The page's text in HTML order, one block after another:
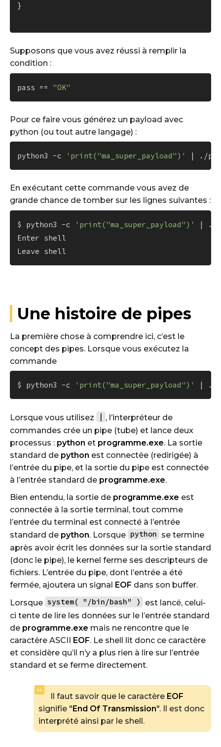
}
Supposons que vous avez réussi à remplir la
condition :
pass == "OK"
Pour ce faire vous générez un payload avec
python (ou tout autre langage) :
python3 -c 'print("ma_super_payload")'
En exécutant cette commande vous avez de
grande chance de tomber sur les lignes suivantes :
$ python3 -c 'print("ma_super_payload")'
| ./
Enter shell
Une histoire de pipes
La première chose à comprendre ici, c’est le
concept des pipes. Lorsque vous exécutez la
commande
$ python3 -c 'print("ma_super_payload")'
Lorsque vous utilisez | , l’interpréteur de
commandes crée un pipe (tube) et lance deux
processus : python et programme.exe. La sortie
standard de python est connectée (redirigée) à
l’entrée du pipe, et la sortie du pipe est connectée
à l’entrée standard de programme.exe.
Bien entendu, la sortie de programme.exe est
connectée à la sortie terminal, tout comme
l’entrée du terminal est connecté à l’entrée
standard de python. Lorsque python se termine
après avoir écrit les données sur la sortie standard
(donc le pipe), le kernel ferme ses descripteurs de
fichiers. L’entrée du pipe, dont l’entrée a été
fermée, ajoutera un signal EOF dans son buffer.
Lorsque system( "/bin/bash" )
est lancé, celui-
ci tente de lire les données sur le l’entrée standard
de programme.exe mais ne rencontre que le
caractère ASCII EOF. Le shell lit donc ce caractère
et considère qu’il n’y a plus rien à lire sur l’entrée
standard et se ferme directement.
Il faut savoir que le caractère EOF
signifie " End Of Transmission". Il est donc
interprété ainsi par le shell.